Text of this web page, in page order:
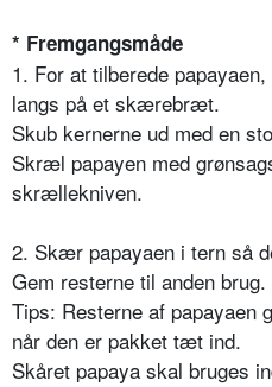
* Fremgangsmåde
1. For at tilberede
langs på et skærebræt.
Skub kernerne ud med en
Skræl papayen med
skrællekniven.
2. Skær papayaen i tern så
Gem resterne til anden brug.
Tips: Resterne af papayaen
når den er pakket tæt ind.
Skåret papaya skal bruges